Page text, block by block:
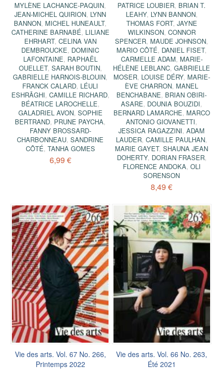
MYLÈNE LACHANCE-PAQUIN,
JEAN-MICHEL QUIRION, LYNN
BANNON, MICHEL HUNEAULT,
CATHERINE BARNABÉ, LILIANE
EHRHART, CELINA VAN
DEMBROUCKE, DOMINIC
LAFONTAINE, RAPHAËL
OUELLET, SARAH BOUTIN,
GABRIELLE HARNOIS-BLOUIN,
FRANCK CALARD, LÉULI
ESHRĀGHI, CAMILLE RICHARD,
BÉATRICE LAROCHELLE,
GALADRIEL AVON, SOPHIE
BERTRAND, PRUNE PAYCHA,
FANNY BROSSARD-
CHARBONNEAU,SANDRINE
CÔTÉ, TANHA GOMES
6,99 €
PATRICE LOUBIER, BRIAN T.
LEAHY, LYNN BANNON,
THOMAS FORT, JAYNE
WILKINSON, CONNOR
SPENCER, MAUDE JOHNSON,
MARIO CÔTÉ, DANIEL FISET,
CARMELLE ADAM, MARIE-
HÉLÈNE LEBLANC,GABRIELLE
MOSER, LOUISE DÉRY, MARIE-
ÈVE CHARRON, MANEL
BENCHABANE, BRIAN OBIRI-
ASARE, DOUNIA BOUZIDI,
BERNARD LAMARCHE, MARCO
ANTONIO GIOVANETTI,
JESSICA RAGAZZINI,ADAM
LAUDER,CAMILLE PAULHAN,
MARIE GAYET,SHAUNA JEAN
DOHERTY, DORIAN FRASER,
FLORENCE ANDOKA, OLI
SORENSON
8,49 €
Vie des arts. Vol. 67 No. 266,
Printemps 2022
Vie des arts. Vol. 66 No. 263,
Été 2021